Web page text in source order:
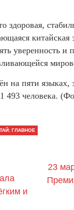
здоровая,
китайская
уверенность и
на пяти языках,
493 человека.
ГЛАВНОЕ
и
23